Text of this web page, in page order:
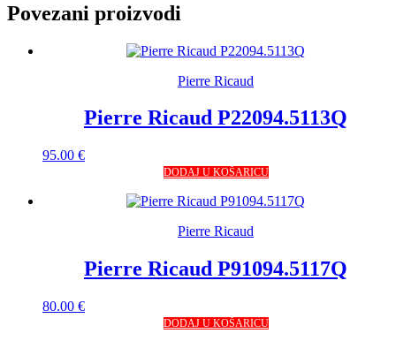
Povezani proizvodi
Pierre Ricaud
Pierre Ricaud P22094.5113Q
95.00 €
DODAJ U KOŠARICU
Pierre Ricaud
Pierre Ricaud P91094.5117Q
80.00 €
DODAJ U KOŠARICU